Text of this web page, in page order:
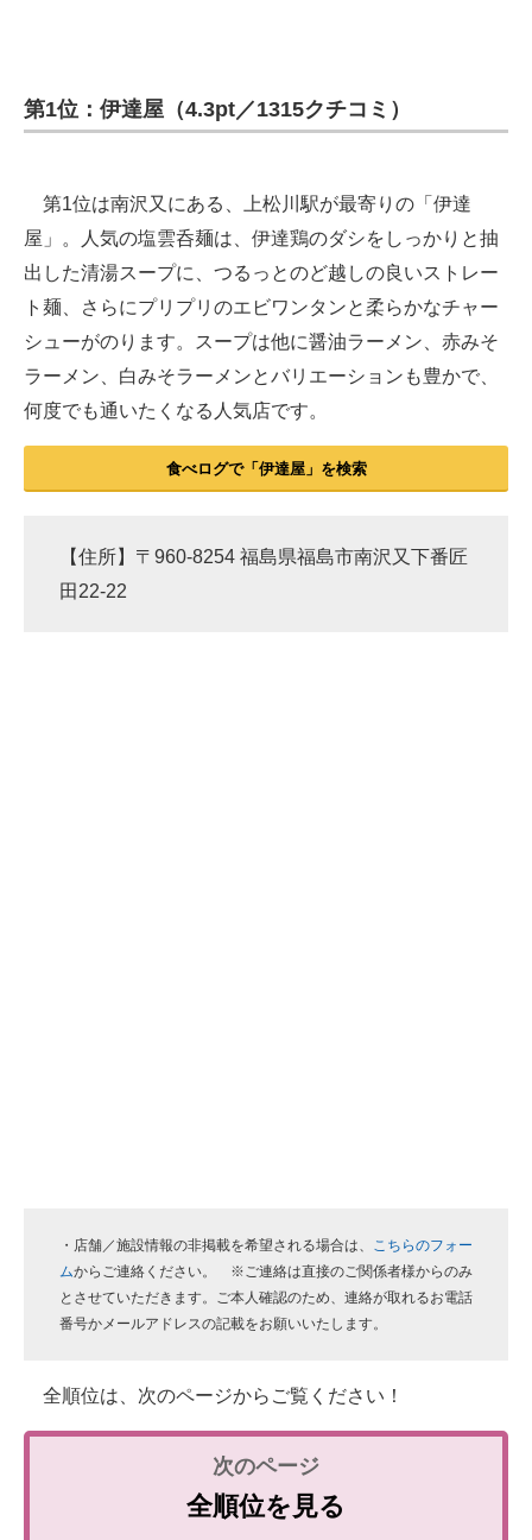
第1位：伊達屋（4.3pt／1315クチコミ）
第1位は南沢又にある、上松川駅が最寄りの「伊達
屋」。人気の塩雲呑麺は、伊達鶏のダシをしっかりと抽
出した清湯スープに、つるっとのど越しの良いストレー
ト麺、さらにプリプリのエビワンタンと柔らかなチャー
シューがのります。スープは他に醤油ラーメン、赤みそ
ラーメン、白みそラーメンとバリエーションも豊かで、
何度でも通いたくなる人気店です。
食べログで「伊達屋」を検索
【住所】〒960-8254 福島県福島市南沢又下番匠
田22-22
・店舗／施設情報の非掲載を希望される場合は、 こちらのフォー
ムからご連絡ください。 ※ご連絡は直接のご関係者様からのみ
とさせていただきます。ご本人確認のため、連絡が取れるお電話
番号かメールアドレスの記載をお願いいたします。
全順位は、次のページからご覧ください！
全順位を見る